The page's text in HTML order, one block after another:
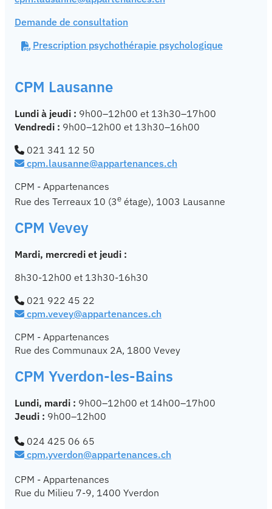
Demande de consultation
Prescription psychothérapie psychologique
CPM Lausanne
Lundi à jeudi : 9h00–12h00 et 13h30–17h00
Vendredi : 9h00–12h00 et 13h30–16h00
021 341 12 50
cpm.lausanne@appartenances.ch
CPM - Appartenances
Rue des Terreaux 10 (3e étage), 1003 Lausanne
CPM Vevey
Mardi, mercredi et jeudi :
8h30-12h00 et 13h30-16h30
021 922 45 22
cpm.vevey@appartenances.ch
CPM - Appartenances
Rue des Communaux 2A, 1800 Vevey
CPM Yverdon-les-Bains
Lundi, mardi : 9h00–12h00 et 14h00–17h00
Jeudi : 9h00–12h00
024 425 06 65
cpm.yverdon@appartenances.ch
CPM - Appartenances
Rue du Milieu 7-9, 1400 Yverdon